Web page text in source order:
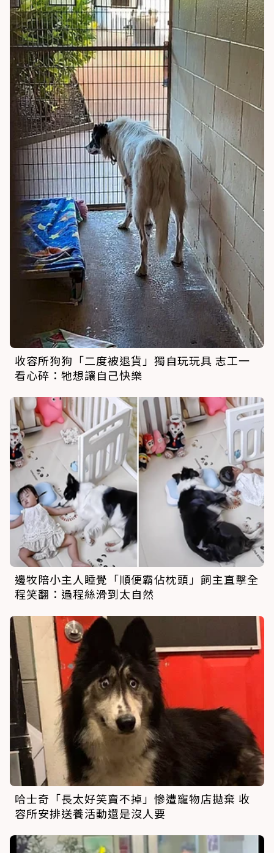
收容所狗狗「二度被退貨」獨自玩玩具 志工一
看心碎：牠想讓自己快樂
邊牧陪小主人睡覺「順便霸佔枕頭」飼主直擊全
程笑翻：過程絲滑到太自然
哈士奇「長太好笑賣不掉」慘遭寵物店拋棄 收
容所安排送養活動還是沒人要